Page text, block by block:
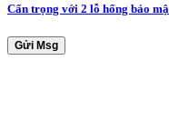
Cẩn trọng với 2 lỗ hổng bảo
Gửi Msg